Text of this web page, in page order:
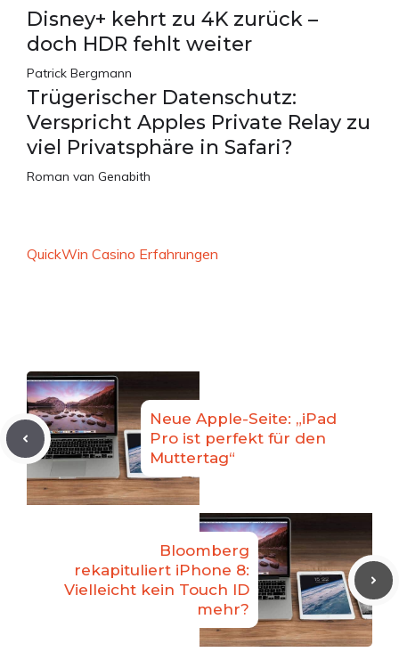
Disney+ kehrt zu 4K zurück –
doch HDR fehlt weiter
Patrick Bergmann
Trügerischer Datenschutz:
Verspricht Apples Private Relay zu
viel Privatsphäre in Safari?
Roman van Genabith
QuickWin Casino Erfahrungen
Neue Apple-Seite: „iPad
Pro ist perfekt für den
Muttertag“
Bloomberg
rekapituliert iPhone 8:
Vielleicht kein Touch ID
mehr?